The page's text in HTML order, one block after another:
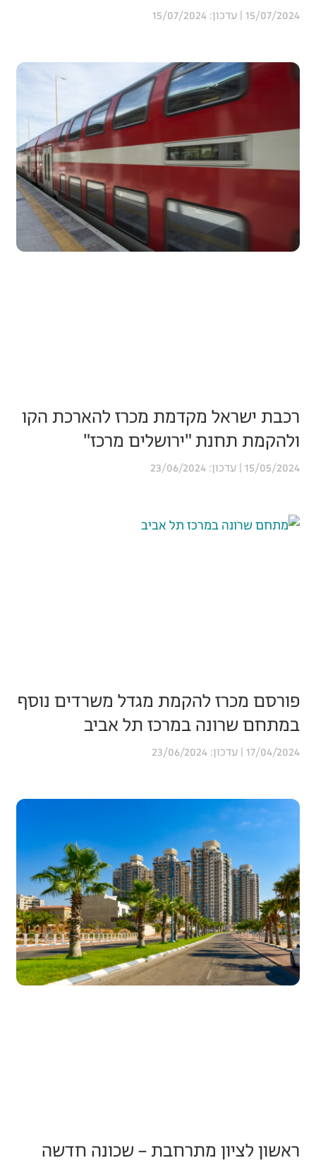
15/07/2024
רכבת ישראל מקדמת מכרז להארכת הקו
ולהקמת תחנת "ירושלים מרכז"
15/05/2024
פורסם מכרז להקמת מגדל משרדים נוסף
במתחם שרונה במרכז תל אביב
17/04/2024
ראשון לציון מתרחבת – שכונה חדשה